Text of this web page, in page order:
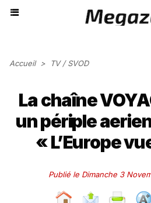
Accueil > TV / SVOD
La chaîne
un périple
« L’Europe
Publié le Dimanche 3